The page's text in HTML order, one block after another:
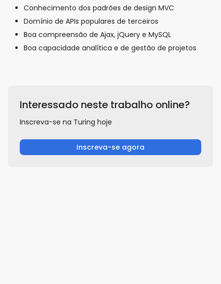
Conhecimento dos padrões de design MVC
Domínio de APIs populares de terceiros
Boa compreensão de Ajax, jQuery e MySQL
Boa capacidade analítica e de gestão de projetos
Interessado neste trabalho online?
Inscreva-se na Turing hoje
Inscreva-se agora